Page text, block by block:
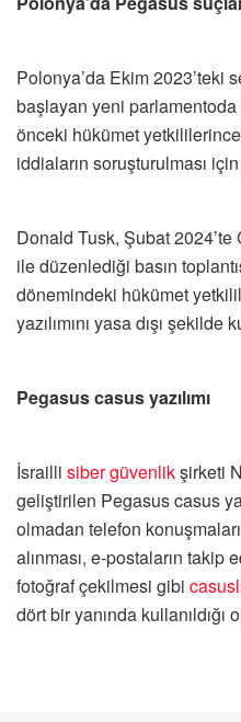
Polonya’da Ekim 2023’teki
başlayan yeni parlamentoda
önceki hükümet yetkililerince
iddiaların soruşturulması
Donald Tusk, Şubat
ile düzenlediği basın
dönemindeki hükümet
yazılımını yasa dışı
Pegasus casus yazılımı
İsrailli siber güvenlikşirketi
geliştirilen Pegasus casus
olmadan telefon
alınması, e-postaların takip
fotoğraf çekilmesi gibi
dört bir yanında kullanıldığı